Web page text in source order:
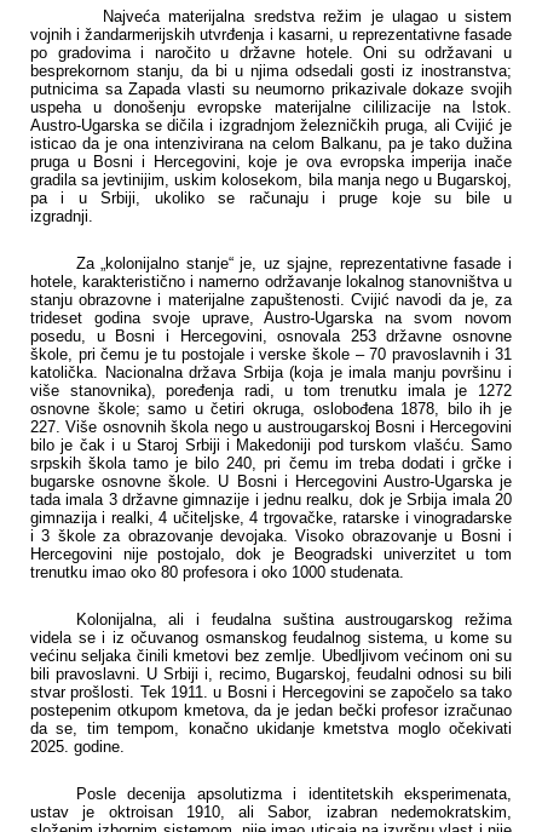
Najveća materijalna sredstva režim je ulagao u sistem
vojnih i žandarmerijskih utvrđenja i kasarni, u reprezentativne fasade
po gradovima i naročito u državne hotele. Oni su održavani u
besprekornom stanju, da bi u njima odsedali gosti iz inostranstva;
putnicima sa Zapada vlasti su neumorno prikazivale dokaze svojih
uspeha u donošenju evropske materijalne cililizacije na Istok.
Austro-Ugarska se dičila i izgradnjom železničkih pruga, ali Cvijić je
isticao da je ona intenzivirana na celom Balkanu, pa je tako dužina
pruga u Bosni i Hercegovini, koje je ova evropska imperija inače
gradila sa jevtinijim, uskim kolosekom, bila manja nego u Bugarskoj,
pa i u Srbiji, ukoliko se računaju i pruge koje su bile u
izgradnji.
Za „kolonijalno stanje“ je, uz sjajne, reprezentativne fasade i
hotele, karakteristično i namerno održavanje lokalnog stanovništva u
stanju obrazovne i materijalne zapuštenosti. Cvijić navodi da je, za
trideset godina svoje uprave, Austro-Ugarska na svom novom
posedu, u Bosni i Hercegovini, osnovala 253 državne osnovne
škole, pri čemu je tu postojale i verske škole – 70 pravoslavnih i 31
katolička. Nacionalna država Srbija (koja je imala manju površinu i
više stanovnika), poređenja radi, u tom trenutku imala je 1272
osnovne škole; samo u četiri okruga, oslobođena 1878, bilo ih je
227. Više osnovnih škola nego u austrougarskoj Bosni i Hercegovini
bilo je čak i u Staroj Srbiji i Makedoniji pod turskom vlašću. Samo
srpskih škola tamo je bilo 240, pri čemu im treba dodati i grčke i
bugarske osnovne škole. U Bosni i Hercegovini Austro-Ugarska je
tada imala 3 državne gimnazije i jednu realku, dok je Srbija imala 20
gimnazija i realki, 4 učiteljske, 4 trgovačke, ratarske i vinogradarske
i 3 škole za obrazovanje devojaka. Visoko obrazovanje u Bosni i
Hercegovini nije postojalo, dok je Beogradski univerzitet u tom
trenutku imao oko 80 profesora i oko 1000 studenata.
Kolonijalna, ali i feudalna suština austrougarskog režima
videla se i iz očuvanog osmanskog feudalnog sistema, u kome su
većinu seljaka činili kmetovi bez zemlje. Ubedljivom većinom oni su
bili pravoslavni. U Srbiji i, recimo, Bugarskoj, feudalni odnosi su bili
stvar prošlosti. Tek 1911. u Bosni i Hercegovini se započelo sa tako
postepenim otkupom kmetova, da je jedan bečki profesor izračunao
da se, tim tempom, konačno ukidanje kmetstva moglo očekivati
2025. godine.
Posle decenija apsolutizma i identitetskih eksperimenata,
ustav je oktroisan 1910, ali Sabor, izabran nedemokratskim,